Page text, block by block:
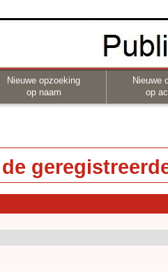
Nieuwe opzoeking
op naam
Nieuwe
op